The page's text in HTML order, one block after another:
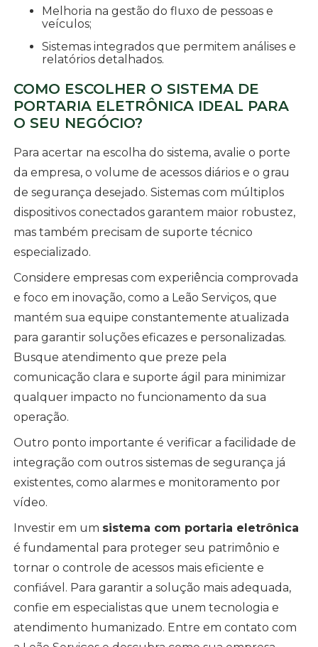
Melhoria na gestão do fluxo de pessoas e
veículos;
Sistemas integrados que permitem análises e
relatórios detalhados.
COMO ESCOLHER O SISTEMA DE
PORTARIA ELETRÔNICA IDEAL PARA
O SEU NEGÓCIO?
Para acertar na escolha do sistema, avalie o porte
da empresa, o volume de acessos diários e o grau
de segurança desejado. Sistemas com múltiplos
dispositivos conectados garantem maior robustez,
mas também precisam de suporte técnico
especializado.
Considere empresas com experiência comprovada
e foco em inovação, como a Leão Serviços, que
mantém sua equipe constantemente atualizada
para garantir soluções eficazes e personalizadas.
Busque atendimento que preze pela
comunicação clara e suporte ágil para minimizar
qualquer impacto no funcionamento da sua
operação.
Outro ponto importante é verificar a facilidade de
integração com outros sistemas de segurança já
existentes, como alarmes e monitoramento por
vídeo.
Investir em um sistema com portaria eletrônica
é fundamental para proteger seu patrimônio e
tornar o controle de acessos mais eficiente e
confiável. Para garantir a solução mais adequada,
confie em especialistas que unem tecnologia e
atendimento humanizado. Entre em contato com